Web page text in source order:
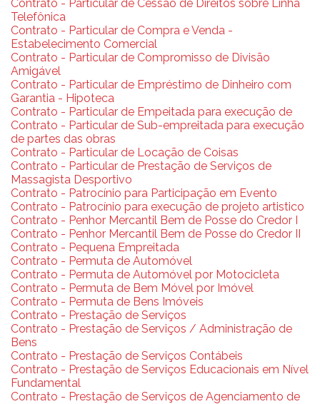
Contrato - Particular de Cessão de Direitos sobre Linha
Telefônica
Contrato - Particular de Compra e Venda -
Estabelecimento Comercial
Contrato - Particular de Compromisso de Divisão
Amigável
Contrato - Particular de Empréstimo de Dinheiro com
Garantia - Hipoteca
Contrato - Particular de Empeitada para execução de
Contrato - Particular de Sub-empreitada para execução
de partes das obras
Contrato - Particular de Locação de Coisas
Contrato - Particular de Prestação de Serviços de
Massagista Desportivo
Contrato - Patrocínio para Participação em Evento
Contrato - Patrocínio para execução de projeto artistico
Contrato - Penhor Mercantil Bem de Posse do Credor I
Contrato - Penhor Mercantil Bem de Posse do Credor II
Contrato - Pequena Empreitada
Contrato - Permuta de Automóvel
Contrato - Permuta de Automóvel por Motocicleta
Contrato - Permuta de Bem Móvel por Imóvel
Contrato - Permuta de Bens Imóveis
Contrato - Prestação de Serviços
Contrato - Prestação de Serviços / Administração de
Bens
Contrato - Prestação de Serviços Contábeis
Contrato - Prestação de Serviços Educacionais em Nível
Fundamental
Contrato - Prestação de Serviços de Agenciamento de